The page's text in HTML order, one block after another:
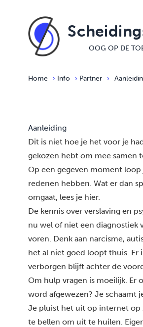
OOG OP DE
Home › Info › Partner ›
Aanleiding
Dit is niet hoe je het voor je
gekozen hebt om mee samen
Op een gegeven moment loop
redenen hebben. Wat er dan
omgaat, lees je hier.
De kennis over verslaving en
nu wel of niet een diagnostiek
voren. Denk aan narcisme,
het al niet goed loopt thuis. Er
verborgen blijft achter de
Om hulp vragen is moeilijk. Er
word afgewezen? Je schaamt
Je pluist het uit op internet op
te bellen om uit te huilen.